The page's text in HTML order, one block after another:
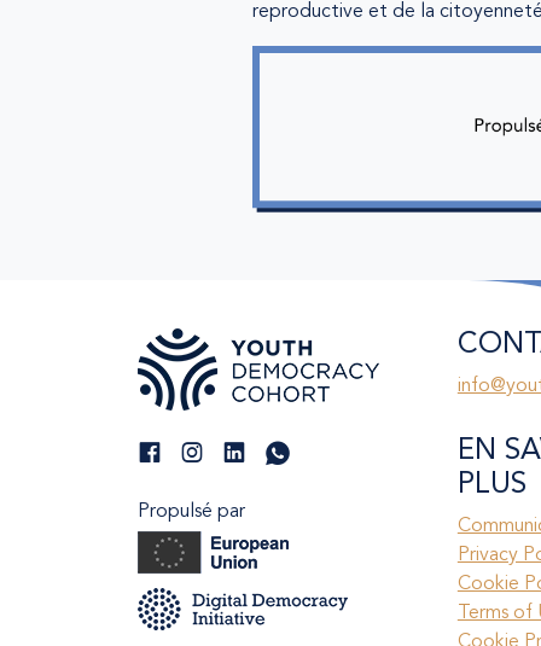
reproductive et de la citoyenneté
Propulsé par
EN
PLUS
Privacy
Cookie
Terms of